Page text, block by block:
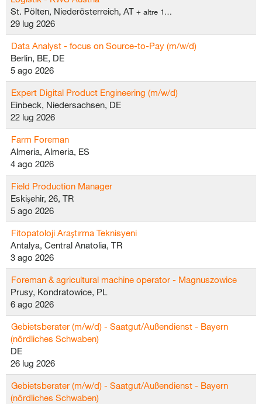
St. Pölten, Niederösterreich, AT + altre 1…
29 lug 2026
Data Analyst - focus on Source-to-Pay (m/w/d)
Berlin, BE, DE
5 ago 2026
Expert Digital Product Engineering (m/w/d)
Einbeck, Niedersachsen, DE
22 lug 2026
Farm Foreman
Almeria, Almeria, ES
4 ago 2026
Field Production Manager
Eskişehir, 26, TR
5 ago 2026
Fitopatoloji Araştırma Teknisyeni
Antalya, Central Anatolia, TR
3 ago 2026
Foreman & agricultural machine operator - Magnuszowice
Prusy, Kondratowice, PL
6 ago 2026
Gebietsberater (m/w/d) - Saatgut/Außendienst - Bayern
(nördliches Schwaben)
DE
26 lug 2026
Gebietsberater (m/w/d) - Saatgut/Außendienst - Bayern
(nördliches Schwaben)